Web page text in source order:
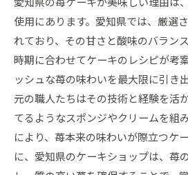
使用にあります。愛知県では、厳選
れており、その甘さと酸味のバラン
時期に合わせてケーキのレシピが考
ッシュな苺の味わいを最大限に引き
元の職人たちはその技術と経験を活
てるようなスポンジやクリームを組
により、苺本来の味わいが際立つケ
に、愛知県のケーキショップは、苺